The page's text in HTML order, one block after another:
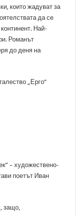
които жадуват за
да се
Най-
Романът
до деня на
„Ерго“
– художествено-
поетът Иван
защо,